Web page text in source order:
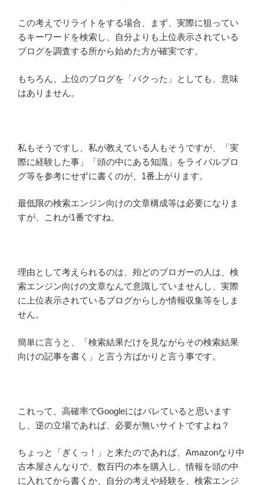
この考えでリライトをする場合、まず、実際に狙ってい
るキーワードを検索し、自分よりも上位表示されている
ブログを調査する所から始めた方が確実です。
もちろん、上位のブログを「パクった」としても、意味
はありません。
私もそうですし、私が教えている人もそうですが、「実
際に経験した事」「頭の中にある知識」をライバルブロ
グ等を参考にせずに書くのが、1番上がります。
最低限の検索エンジン向けの文章構成等は必要になりま
すが、これが1番ですね。
理由として考えられるのは、殆どのブロガーの人は、検
索エンジン向けの文章なんて意識していませんし、実際
に上位表示されているブログからしか情報収集等をしま
せん。
簡単に言うと、「検索結果だけを見ながらその検索結果
向けの記事を書く」と言う方ばかりと言う事です。
これって、高確率でGoogleにはバレていると思います
し、逆の立場であれば、必要が無いサイトですよね？
ちょっと「ぎくっ！」と来たのであれば、Amazonなり中
古本屋さんなりで、数百円の本を購入し、情報を頭の中
に入れてから書くか、自分の考えや経験を、検索エンジ